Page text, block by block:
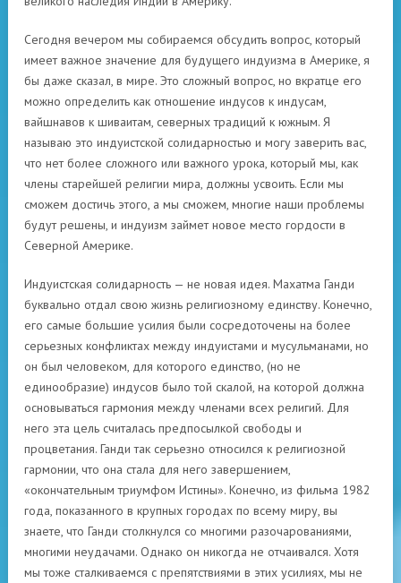
Сегодня вечером мы собираемся обсудить вопрос, который
имеет важное значение для будущего индуизма в Америке, я
бы даже сказал, в мире. Это сложный вопрос, но вкратце его
можно определить как отношение индусов к индусам,
вайшнавов к шиваитам, северных традиций к южным. Я
называю это индуистской солидарностью и могу заверить вас,
что нет более сложного или важного урока, который мы, как
члены старейшей религии мира, должны усвоить. Если мы
сможем достичь этого, а мы сможем, многие наши проблемы
будут решены, и индуизм займет новое место гордости в
Северной Америке.
Индуистская солидарность — не новая идея. Махатма Ганди
буквально отдал свою жизнь религиозному единству. Конечно,
его самые большие усилия были сосредоточены на более
серьезных конфликтах между индуистами и мусульманами, но
он был человеком, для которого единство, (но не
единообразие) индусов было той скалой, на которой должна
основываться гармония между членами всех религий. Для
него эта цель считалась предпосылкой свободы и
процветания. Ганди так серьезно относился к религиозной
гармонии, что она стала для него завершением,
«окончательным триумфом Истины». Конечно, из фильма 1982
года, показанного в крупных городах по всему миру, вы
знаете, что Ганди столкнулся со многими разочарованиями,
многими неудачами. Однако он никогда не отчаивался. Хотя
мы тоже сталкиваемся с препятствиями в этих усилиях, мы не